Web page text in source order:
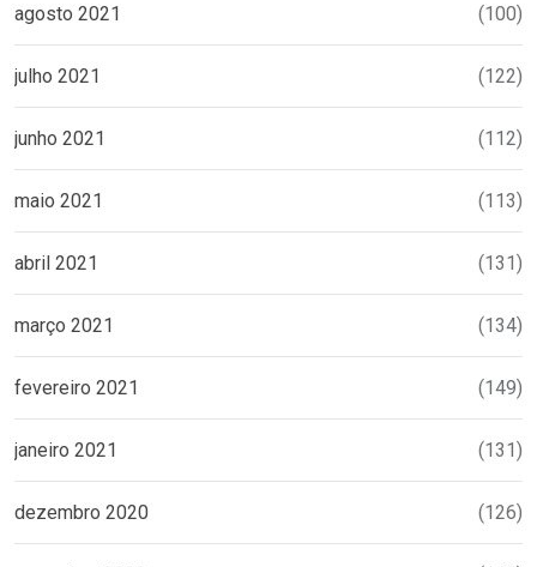
agosto 2021 (100)
julho 2021 (122)
junho 2021 (112)
maio 2021 (113)
abril 2021 (131)
março 2021 (134)
fevereiro 2021 (149)
janeiro 2021 (131)
dezembro 2020 (126)